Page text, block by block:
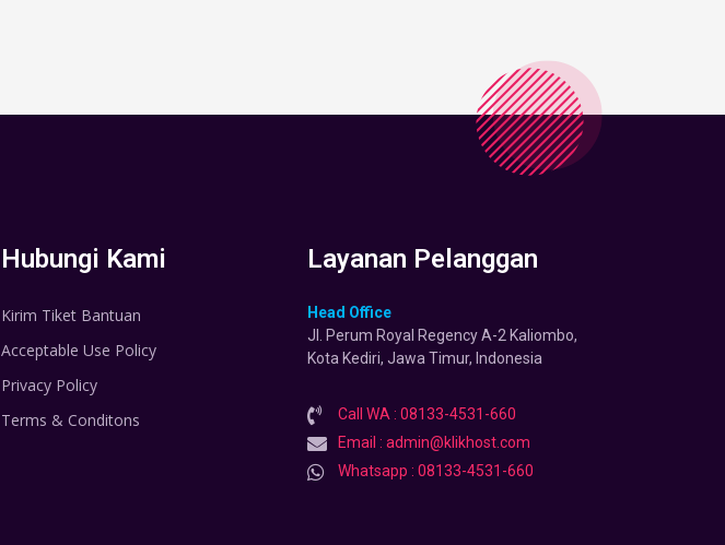
Hubungi Kami
Kirim Tiket Bantuan
Acceptable Use Policy
Privacy Policy
Terms & Conditons
Layanan Pelanggan
Head Office
Jl. Perum Royal Regency A-2 Kaliombo,
Kota Kediri, Jawa Timur, Indonesia
Call WA : 08133-4531-660
Email : admin@klikhost.com
Whatsapp : 08133-4531-660